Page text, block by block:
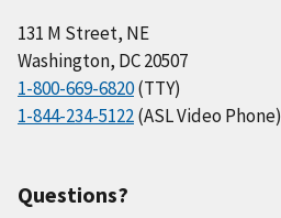
131 M Street, NE
Washington, DC 20507
1-800-669-6820(TTY)
1-844-234-5122(ASL Video Phone)
Questions?